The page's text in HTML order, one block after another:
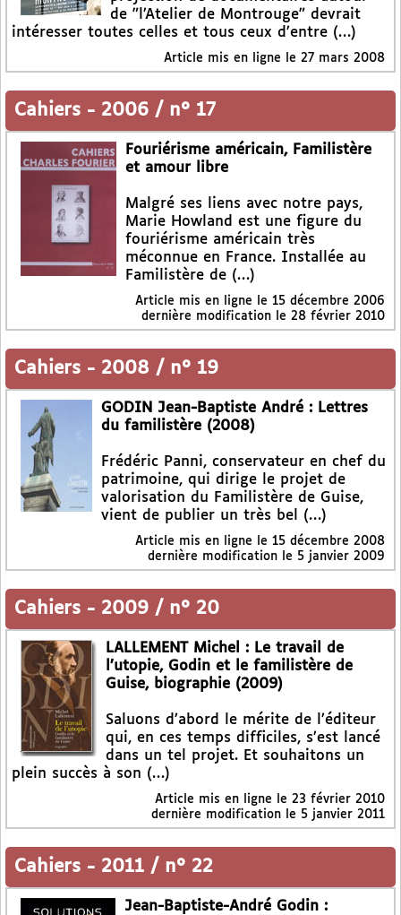
de "l’Atelier de Montrouge" devrait
intéresser toutes celles et tous ceux d’entre (…)
Article mis en ligne le 27 mars 2008
Cahiers - 2006 / n° 17
Fouriérisme américain, Familistère
et amour libre
Malgré ses liens avec notre pays,
Marie Howland est une figure du
fouriérisme américain très
méconnue en France. Installée au
Familistère de (…)
Article mis en ligne le 15 décembre 2006
dernière modification le 28 février 2010
Cahiers - 2008 / n° 19
GODIN Jean-Baptiste André : Lettres
du familistère (2008)
Frédéric Panni, conservateur en chef du
patrimoine, qui dirige le projet de
valorisation du Familistère de Guise,
vient de publier un très bel (…)
Article mis en ligne le 15 décembre 2008
dernière modification le 5 janvier 2009
Cahiers - 2009 / n° 20
LALLEMENT Michel : Le travail de
l’utopie, Godin et le familistère de
Guise, biographie (2009)
Saluons d’abord le mérite de l’éditeur
qui, en ces temps difficiles, s’est lancé
dans un tel projet. Et souhaitons un
plein succès à son (…)
Article mis en ligne le 23 février 2010
dernière modification le 5 janvier 2011
Cahiers - 2011 / n° 22
Jean-Baptiste-André Godin :